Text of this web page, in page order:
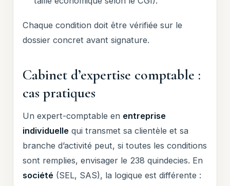
Chaque condition doit être vérifiée sur le
dossier concret avant signature.
Cabinet d’expertise comptable :
cas pratiques
Un expert-comptable en entreprise
individuelle qui transmet sa clientèle et sa
branche d’activité peut, si toutes les conditions
sont remplies, envisager le 238 quindecies. En
société (SEL, SAS), la logique est différente :